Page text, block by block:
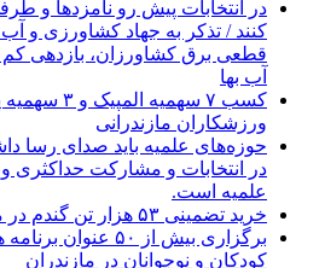
در انتخابات پیش رو نامزدها و
کنند / تذکر به جهاد کشاورزی و
قطعی برق کشاورزان، بازدهی
آب بها
کسب ۷ سهمیه
ورزشکاران مازندرانی
حوزه‌های علمیه باید صدای رسا
در انتخابات و مشارکت حداکثری
علمیه است.
خرید تضمینی ۵۳ هزار تن گندم در مازندران
برگزاری بیش از ۵۰
کودکان و نوجوانان در مازندران